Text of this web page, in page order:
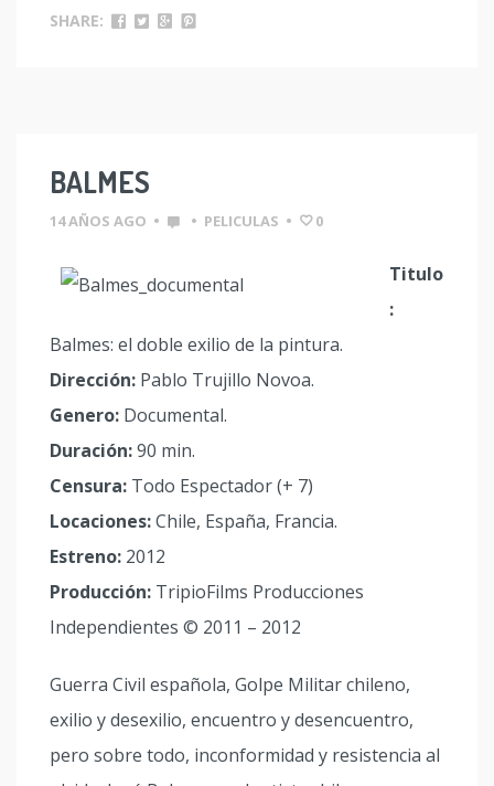
SHARE:
BALMES
14 AÑOS AGO • • PELICULAS • 0
Titulo
:
Balmes: el doble exilio de la pintura.
Dirección: Pablo Trujillo Novoa.
Genero: Documental.
Duración:90 min.
Censura: Todo Espectador (+ 7)
Locaciones:Chile, España, Francia.
Estreno: 2012
Producción: TripioFilms Producciones
Independientes © 2011 – 2012
Guerra Civil española, Golpe Militar chileno,
exilio y desexilio, encuentro y desencuentro,
pero sobre todo, inconformidad y resistencia al